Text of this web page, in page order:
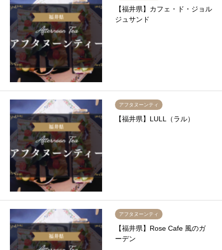
【福井県】カフェ・ド・ジョル
ジュサンド
アフタヌーンティ
【福井県】LULL（ラル）
アフタヌーンティ
【福井県】Rose Cafe 風のガ
ーデン